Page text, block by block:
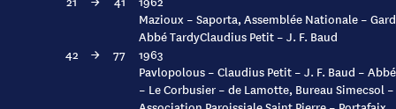
Mazioux – Saporta, Assemblée Nationale –
Abbé TardyClaudius Petit – J. F. Baud
42
→ 77
1963
Pavlopolous – Claudius Petit – J. F. Baud –
– Le Corbusier – de Lamotte, Bureau Simecsol –